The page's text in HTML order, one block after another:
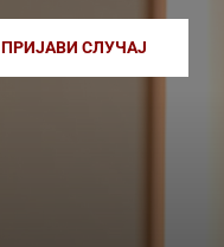
ПРИЈАВИ СЛУЧАЈ